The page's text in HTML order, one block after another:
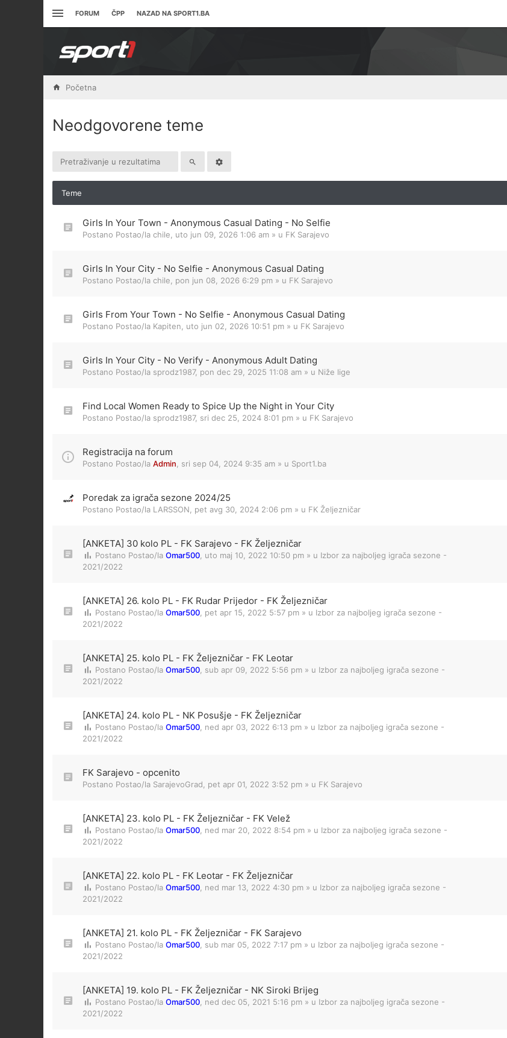
FORUM ČPP NAZAD NA SPORT1.BA
Početna
Neodgovorene teme
Teme
Girls In Your Town - Anonymous Casual Dating - No Selfie
Postano Postao/la chile uto jun 09, 2026 1:06 am » u FK Sarajevo
Girls In Your City - No Selfie - Anonymous Casual Dating
Postano Postao/la chile pon jun 08, 2026 6:29 pm » u FK Sarajevo
Girls From Your Town - No Selfie - Anonymous Casual Dating
Postano Postao/la Kapiten uto jun 02, 2026 10:51 pm » u FK Sarajevo
Girls In Your City - No Verify - Anonymous Adult Dating
Postano Postao/la sprodz1987, pon dec 29, 2025 11:08 am » u Niže lige
Find Local Women Ready to Spice Up the Night in Your City
Postano Postao/la sprodz1987, sri dec 25, 2024 8:01 pm » u FK Sarajevo
Registracija na forum
Postano Postao/la Admin sri sep 04, 2024 9:35 am » u Sport1.ba
Poredak za igrača sezone 2024/25
Postano Postao/la LARSSON pet avg 30, 2024 2:06 pm » u FK Željezničar
[ANKETA] 30 kolo PL - FK Sarajevo - FK Željezničar
Postano Postao/la Omar500 uto maj 10, 2022 10:50 pm » u Izbor za najboljeg igrača sezone -
2021/2022
[ANKETA] 26. kolo PL - FK Rudar Prijedor - FK Željezničar
Postano Postao/la Omar500 pet apr 15, 2022 5:57 pm » u Izbor za najboljeg igrača sezone -
2021/2022
[ANKETA] 25. kolo PL - FK Željezničar - FK Leotar
Postano Postao/la Omar500 sub apr 09, 2022 5:56 pm » u Izbor za najboljeg igrača sezone -
2021/2022
[ANKETA] 24. kolo PL - NK Posušje - FK Željezničar
Postano Postao/la Omar500 ned apr 03, 2022 6:13 pm » u Izbor za najboljeg igrača sezone -
2021/2022
FK Sarajevo - opcenito
Postano Postao/la SarajevoGrad pet apr 01, 2022 3:52 pm » u FK Sarajevo
[ANKETA] 23. kolo PL - FK Željezničar - FK Velež
Postano Postao/la Omar500 ned mar 20, 2022 8:54 pm » u Izbor za najboljeg igrača sezone -
2021/2022
[ANKETA] 22. kolo PL - FK Leotar - FK Željezničar
Postano Postao/la Omar500 ned mar 13, 2022 4:30 pm » u Izbor za najboljeg igrača sezone -
2021/2022
[ANKETA] 21. kolo PL - FK Željezničar - FK Sarajevo
Postano Postao/la Omar500 sub mar 05, 2022 7:17 pm » u Izbor za najboljeg igrača sezone -
2021/2022
[ANKETA] 19. kolo PL - FK Željezničar - NK Siroki Brijeg
Postano Postao/la Omar500 ned dec 05, 2021 5:16 pm » u Izbor za najboljeg igrača sezone -
2021/2022